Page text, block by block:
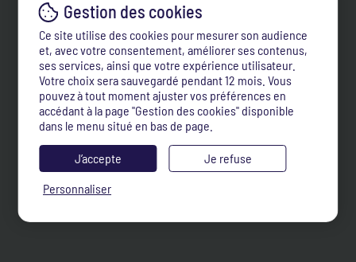
Ce site utilise des cookies pour mesurer son audience
et, avec votre consentement, améliorer ses contenus,
ses services, ainsi que votre expérience utilisateur.
Votre choix sera sauvegardé pendant 12 mois. Vous
pouvez à tout moment ajuster vos préférences en
accédant à la page "Gestion des cookies" disponible
dans le menu situé en bas de page.
J’accepte
Je refuse
Personnaliser